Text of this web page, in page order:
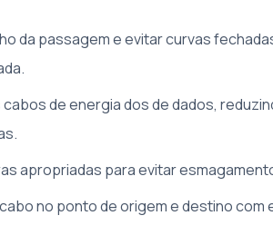
da passagem e evitar curvas
de energia dos de dados,
apropriadas para evitar
no ponto de origem e destino com